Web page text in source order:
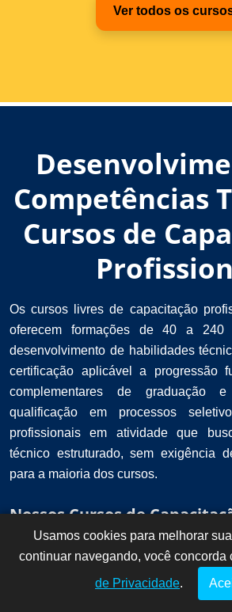
Ver todos os
Competências
Cursos de
Os cursos livres de capacitação
oferecem formações de 40 a 240
desenvolvimento de habilidades
certificação aplicável a progressão
complementares de graduação
qualificação em processos
profissionais em atividade que
técnico estruturado, sem exigência
para a maioria dos cursos.
Nossos Cursos de
!
Dúvidas? Fale
conosco por
aqui!
Usamos cookies para melhorar
continuar navegando, você concorda
de Privacidade.